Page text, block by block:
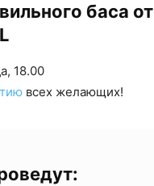
баса от
18.00
всех желающих!